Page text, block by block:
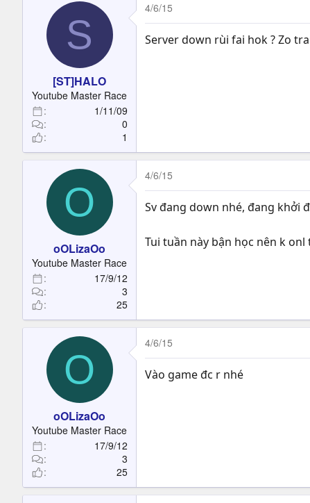
S
[ST]HALO
Youtube Master Race
1/11/09
0
1
4/6/15
Server down rùi fai hok ? Zo
O
oOLizaOo
Youtube Master Race
17/9/12
3
25
4/6/15
Sv đang down nhé, đang khởi
Tui tuần này bận học nên k
O
oOLizaOo
Youtube Master Race
17/9/12
3
25
4/6/15
Vào game đc r nhé